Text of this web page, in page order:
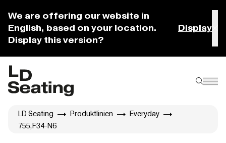
We are offering our website in
English, based on your location.
Display this version?
Display
LD Seating Produktlinien
Everyday
755,F34-N6